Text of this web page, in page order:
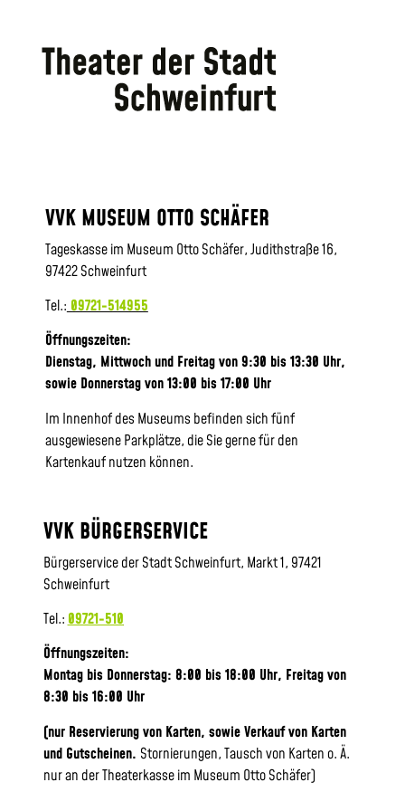
VVK MUSEUM OTTO SCHÄFER
Tageskasse im Museum Otto Schäfer, Judithstraße 16,
97422 Schweinfurt
Tel.: 09721-514955
Öffnungszeiten:
Dienstag, Mittwoch und Freitag von 9:30 bis 13:30 Uhr,
sowie Donnerstag von 13:00 bis 17:00 Uhr
Im Innenhof des Museums befinden sich fünf
ausgewiesene Parkplätze, die Sie gerne für den
Kartenkauf nutzen können.
VVK BÜRGERSERVICE
Bürgerservice der Stadt Schweinfurt, Markt 1, 97421
Schweinfurt
Tel.: 09721-510
Öffnungszeiten:
Montag bis Donnerstag: 8:00 bis 18:00 Uhr, Freitag von
8:30 bis 16:00 Uhr
(nur Reservierung von Karten, sowie Verkauf von Karten
und Gutscheinen. Stornierungen, Tausch von Karten o. Ä.
nur an der Theaterkasse im Museum Otto Schäfer)